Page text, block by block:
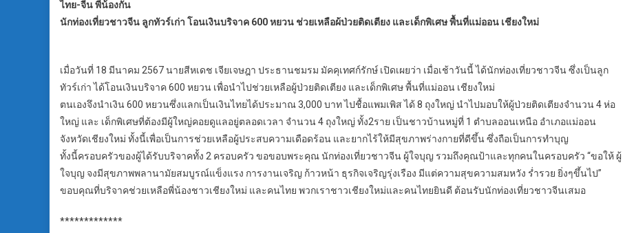
ไทย-จีน พี่น้องกัน
นักท่องเที่ยวชาวจีน ลูกทัวร์เก่า โอนเงินบริจาค 600 หยวน ช่วยเหลือผ้ป่วยติดเตียง และเด็กพิเศษ พื้นที่แม่ออน เชียงใหม่
เมื่อวันที่ 18 มีนาคม 2567 นายสีหเดช เจียเจษฎา ประธานชมรม มัคคุเทศก์รักษ์ เปิดเผยว่า เมื่อเช้าวันนี้ ได้นักท่องเที่ยวชาวจีน ซึ่งเป็นลูก
ทัวร์เก่า ได้โอนเงินบริจาค 600 หยวน เพื่อนำไปช่วยเหลือผู้ป่วยติดเตียง และเด็กพิเศษ พื้นที่แม่ออน เชียงใหม่
ตนเองจึงนำเงิน 600 หยวนซึ่งแลกเป็นเงินไทยได้ประมาณ 3,000 บาท ไปชื้อแพมเพิส ได้ 8 ถุงใหญ่ นำไปมอบให้ผู้ป่วยติดเตียงจำนวน 4 ห่อ
ใหญ่ และ เด็กพิเศษที่ต้องมีผู้ใหญ่คอยดูแลอยู่ตลอดเวลา จำนวน 4 ถุงใหญ่ ทั้ง2ราย เป็นชาวบ้านหมู่ที่ 1 ตำบลออนเหนือ อำเภอแม่ออน
จังหวัดเชียงใหม่ ทั้งนี้เพื่อเป็นการช่วยเหลือผู้ประสบความเดือดร้อน และยากไร้ให้มีสุขภาพร่างกายที่ดีขึ้น ซึ่งถือเป็นการทำบุญ
ทั้งนี้ครอบครัวของผู้ได้รับบริจาคทั้ง 2 ครอบครัว ขอขอบพระคุณ นักท่องเที่ยวชาวจีน ผู้ใจบุญ รวมถึงคุณป้าและทุกคนในครอบครัว “ขอให้ ผู้
ใจบุญ จงมีสุขภาพพลานามัยสมบูรณ์แข็งแรง การงานเจริญ ก้าวหน้า ธุรกิจเจริญรุ่งเรือง มีแต่ความสุขความสมหวัง ร่ำรวย ยิ่งๆขึ้นไป”
ขอบคุณที่บริจาคช่วยเหลือพี่น้องชาวเชียงใหม่ และคนไทย พวกเราชาวเชียงใหม่และคนไทยยินดี ต้อนรับนักท่องเที่ยวชาวจีนเสมอ
*************